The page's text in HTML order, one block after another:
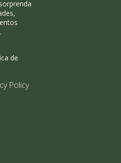
de
Policy